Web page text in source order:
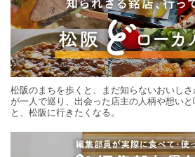
松阪のまちを歩くと、まだ知らないおいし
が一人で巡り、出会った店主の人柄や想い
と、松阪に行きたくなる。